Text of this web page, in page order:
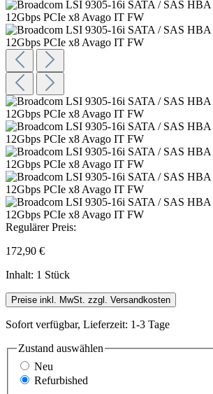
Regulärer Preis:
172,90 €
Inhalt: 1 Stück
Preise inkl. MwSt. zzgl. Versandkosten
Sofort verfügbar, Lieferzeit: 1-3 Tage
Zustand auswählen
Neu
Refurbished